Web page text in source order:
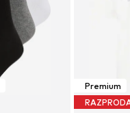
Premium